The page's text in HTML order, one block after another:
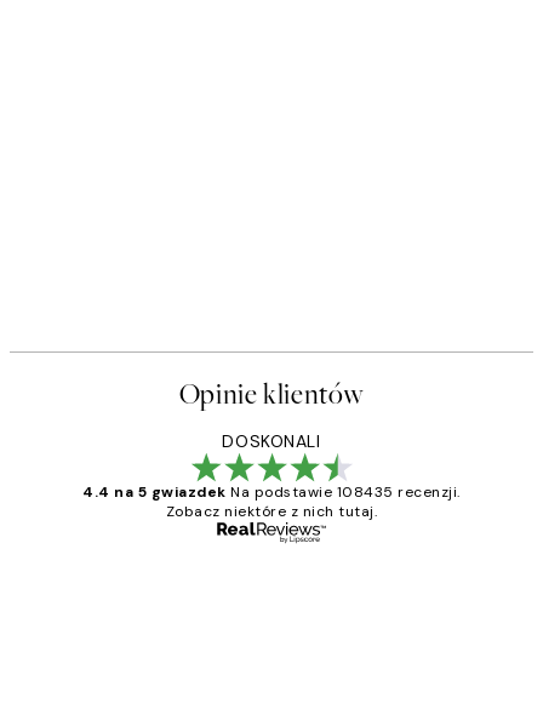
Opinie klientów
DOSKONALI
4.4 na 5 gwiazdek Na podstawie 108435 recenzji.
Zobacz niektóre z nich tutaj.